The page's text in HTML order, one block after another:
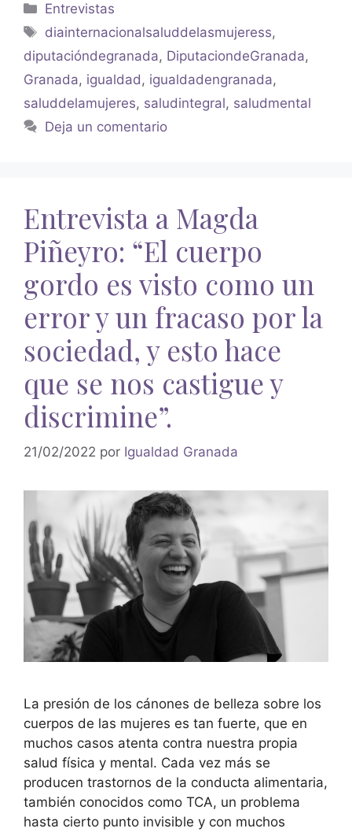
Entrevistas
diainternacionalsaluddelasmujeress,
diputacióndegranada, DiputaciondeGranada,
Granada, igualdad, igualdadengranada,
saluddelamujeres, saludintegral, saludmental
Deja un comentario
Entrevista a Magda
Piñeyro: “El cuerpo
gordo es visto como un
error y un fracaso por la
sociedad, y esto hace
que se nos castigue y
discrimine”.
21/02/2022 por Igualdad Granada
La presión de los cánones de belleza sobre los
cuerpos de las mujeres es tan fuerte, que en
muchos casos atenta contra nuestra propia
salud física y mental. Cada vez más se
producen trastornos de la conducta alimentaria,
también conocidos como TCA, un problema
hasta cierto punto invisible y con muchos